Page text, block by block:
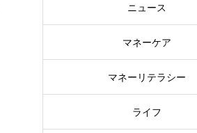
ニュース
マネーケア
マネーリテラシー
ライフ